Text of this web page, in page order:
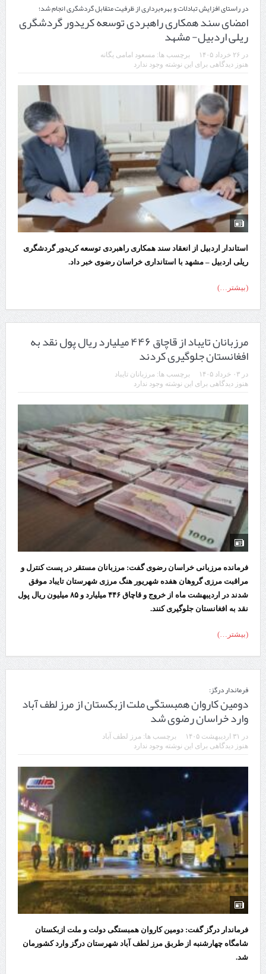
در راستای افزایش تبادلات و بهره‌برداری از ظرفیت متقابل گردشگری انجام شد؛
امضای سند همکاری راهبردی توسعه کریدور گردشگری
ریلی اردبیل- مشهد
در ۲۶ خرداد ۱۴۰۵ برچسب ها: مسعود امامی یگانه
هنوز دیدگاهی برای این نوشته وجود ندارد
استاندار اردبیل از انعقاد سند همکاری راهبردی توسعه کریدور گردشگری
ریلی اردبیل – مشهد با استانداری خراسان رضوی خبر داد.
(بیشتر…)
مرزبانان تایباد از قاچاق ۴۴۶ میلیارد ریال پول نقد به
افغانستان جلوگیری کردند
در ۰۳ خرداد ۱۴۰۵ برچسب ها: مرزبانان تایباد
هنوز دیدگاهی برای این نوشته وجود ندارد
فرمانده مرزبانی خراسان رضوی گفت: مرزبانان مستقر در پست کنترل و
مراقبت مرزی گروهان هفده شهریور هنگ مرزی شهرستان تایباد موفق
شدند در اردیبهشت ماه از خروج و قاچاق ۴۴۶ میلیارد و ۸۵ میلیون ریال پول
نقد به افغانستان جلوگیری کنند.
(بیشتر…)
فرماندار درگز:
دومین کاروان همبستگی ملت ازبکستان از مرز لطف آباد
وارد خراسان رضوی شد
در ۳۱ اردیبهشت ۱۴۰۵ برچسب ها: مرز لطف آباد
هنوز دیدگاهی برای این نوشته وجود ندارد
فرماندار درگز گفت: دومین کاروان همبستگی دولت و ملت ازبکستان
شامگاه چهارشنبه از طربق مرز لطف آباد شهرستان درگز وارد کشورمان
شد.